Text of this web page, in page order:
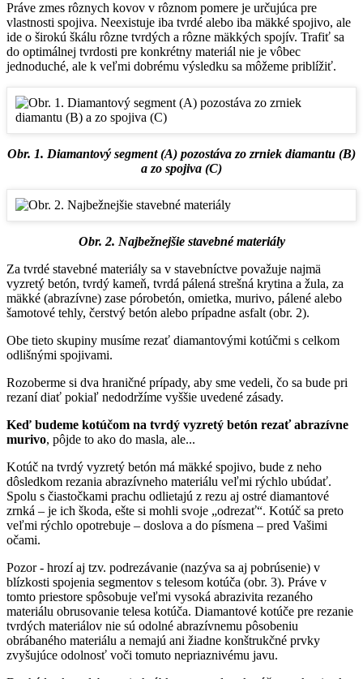
Práve zmes rôznych kovov v rôznom pomere je určujúca pre
vlastnosti spojiva. Neexistuje iba tvrdé alebo iba mäkké spojivo, ale
ide o širokú škálu rôzne tvrdých a rôzne mäkkých spojív. Trafiť sa
do optimálnej tvrdosti pre konkrétny materiál nie je vôbec
jednoduché, ale k veľmi dobrému výsledku sa môžeme priblížiť.
Obr. 1. Diamantový segment (A) pozostáva zo zrniek diamantu (B)
a zo spojiva (C)
Obr. 2. Najbežnejšie stavebné materiály
Za tvrdé stavebné materiály sa v stavebníctve považuje najmä
vyzretý betón, tvrdý kameň, tvrdá pálená strešná krytina a žula, za
mäkké (abrazívne) zase pórobetón, omietka, murivo, pálené alebo
šamotové tehly, čerstvý betón alebo prípadne asfalt (obr. 2).
Obe tieto skupiny musíme rezať diamantovými kotúčmi s celkom
odlišnými spojivami.
Rozoberme si dva hraničné prípady, aby sme vedeli, čo sa bude pri
rezaní diať pokiaľ nedodržíme vyššie uvedené zásady.
Keď budeme kotúčom na tvrdý vyzretý betón rezať abrazívne
murivo, pôjde to ako do masla, ale...
Kotúč na tvrdý vyzretý betón má mäkké spojivo, bude z neho
dôsledkom rezania abrazívneho materiálu veľmi rýchlo ubúdať.
Spolu s čiastočkami prachu odlietajú z rezu aj ostré diamantové
zrnká – je ich škoda, ešte si mohli svoje „odrezať“. Kotúč sa preto
veľmi rýchlo opotrebuje – doslova a do písmena – pred Vašimi
očami.
Pozor - hrozí aj tzv. podrezávanie (nazýva sa aj pobrúsenie) v
blízkosti spojenia segmentov s telesom kotúča (obr. 3). Práve v
tomto priestore spôsobuje veľmi vysoká abrazivita rezaného
materiálu obrusovanie telesa kotúča. Diamantové kotúče pre rezanie
tvrdých materiálov nie sú odolné abrazívnemu pôsobeniu
obrábaného materiálu a nemajú ani žiadne konštrukčné prvky
zvyšujúce odolnosť voči tomuto nepriaznivému javu.